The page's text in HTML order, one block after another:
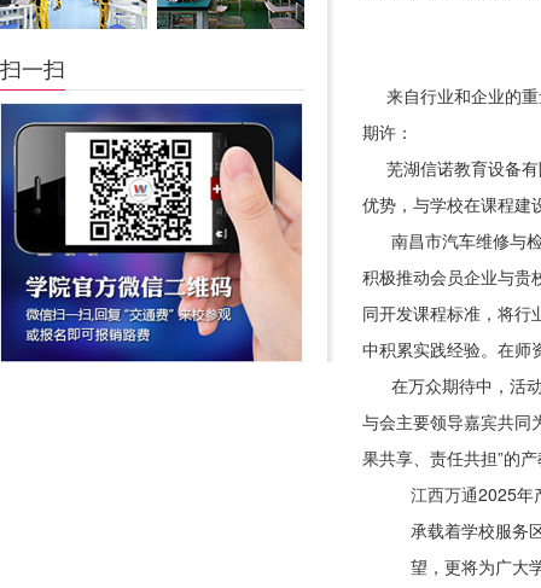
扫一扫
来自行业和企业的重
期许：
芜湖信诺教育设备有
优势，与学校在课程建
南昌市汽车维修与检
积极推动会员企业与贵
同开发课程标准，将行
中积累实践经验。在师
在万众期待中，活
与会主要领导嘉宾共同
果共享、责任共担”的
江西万通2025年
承载着学校服务
望，更将为广大